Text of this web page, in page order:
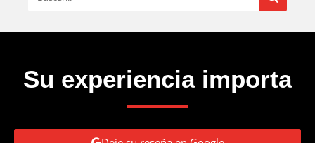
Su experiencia importa